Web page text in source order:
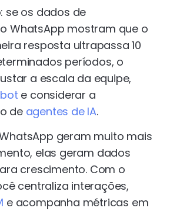
se os dados de
WhatsApp mostram que o
resposta ultrapassa 10
períodos, o
a escala da equipe,
e considerar a
de agentes de IA.
geram muito mais
elas geram dados
crescimento. Com o
centraliza interações,
e acompanha métricas em